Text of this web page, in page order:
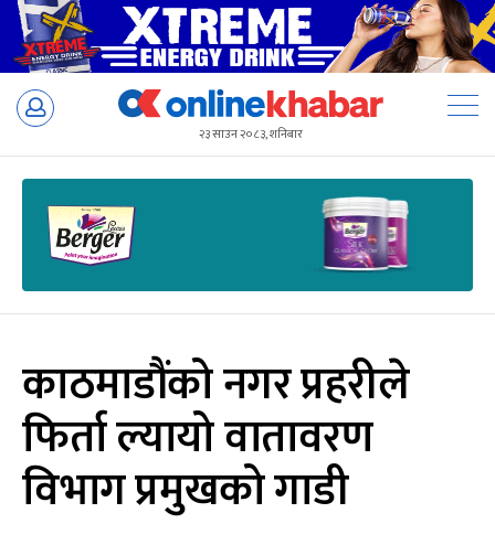
Skip
२३ साउन २०८३, शनिबार
काठमाडौंको नगर प्रहरीले
फिर्ता ल्यायो वातावरण
विभाग प्रमुखको गाडी